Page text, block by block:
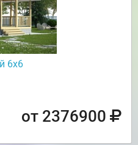
6х6
от 2376900